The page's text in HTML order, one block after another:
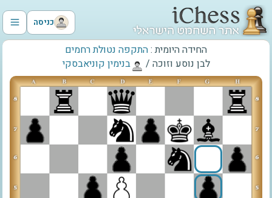
כניסה
החידה היומית :התקפה נטולת רחמים
לבן נוסע וזוכה / ‫בנימין קוניאבסקי‬